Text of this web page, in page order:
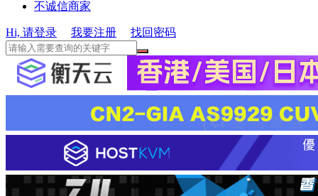
不诚信商家
Hi, 请登录 我要注册 找回密码